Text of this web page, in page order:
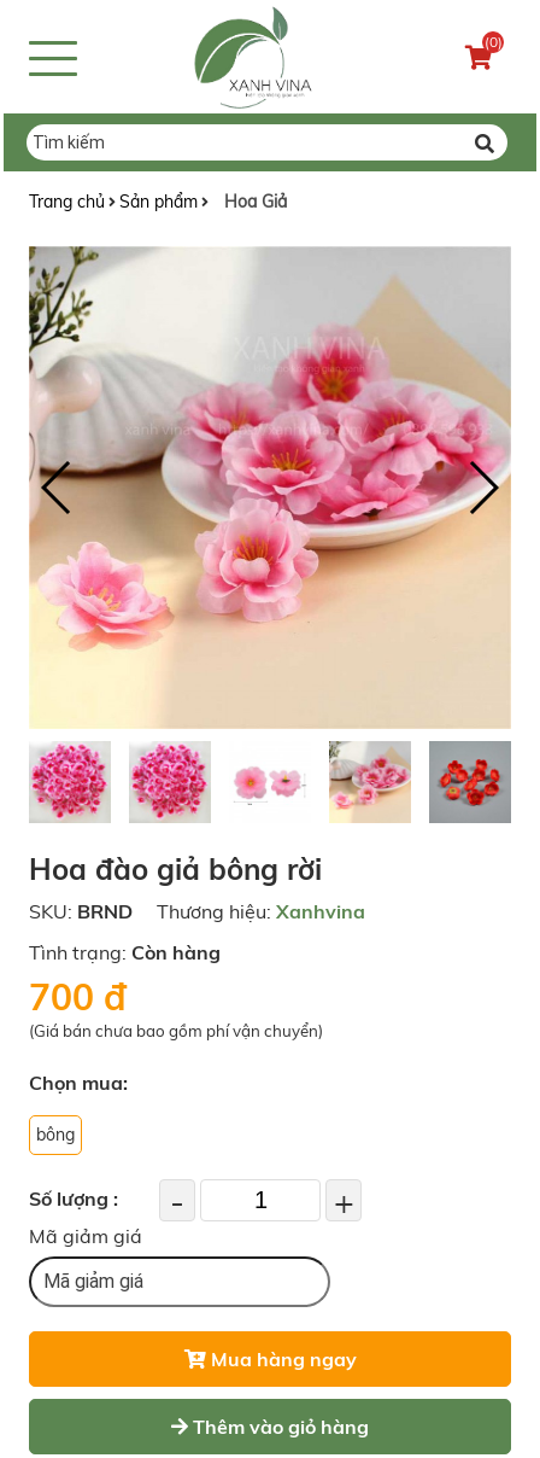
(0)
Trang chủ Sản phẩm Hoa Giả
Hoa đào giả bông rời
SKU: BRND Thương hiệu: Xanhvina
Tình trạng: Còn hàng
700 đ
(Giá bán chưa bao gồm phí vận chuyển)
Chọn mua:
bông
Số lượng : - +
Mã giảm giá
Mua hàng ngay
Thêm vào giỏ hàng